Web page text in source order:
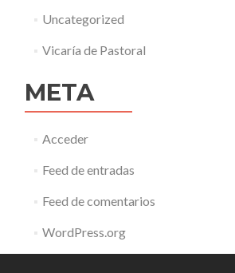
Uncategorized
Vicaría de Pastoral
META
Acceder
Feed de entradas
Feed de comentarios
WordPress.org